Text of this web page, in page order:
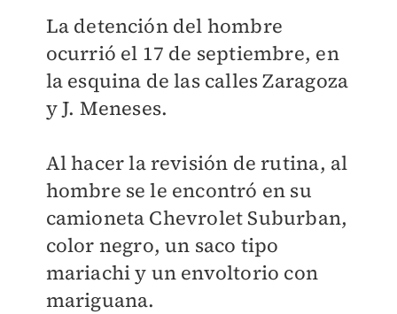
La detención del hombre
ocurrió el 17 de septiembre, en
la esquina de las calles Zaragoza
y J. Meneses.
Al hacer la revisión de rutina, al
hombre se le encontró en su
camioneta Chevrolet Suburban,
color negro, un saco tipo
mariachi y un envoltorio con
mariguana.